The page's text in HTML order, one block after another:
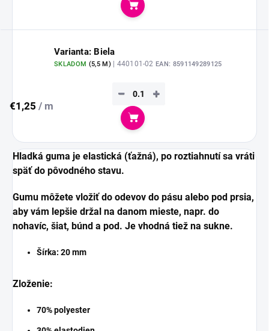
Do košíka
Varianta: Biela
SKLADOM (5,5 M)| 440101-02 EAN: 8591149289125
€1,25 / m
+
−
Do košíka
Hladká guma je elastická (ťažná), po roztiahnutí sa vráti
späť do pôvodného stavu.
Gumu môžete vložiť do odevov do pásu alebo pod prsia,
aby vám lepšie držal na danom mieste, napr. do
nohavíc, šiat, búnd a pod. Je vhodná tiež na sukne.
Šírka: 20mm
Zloženie:
70% polyester